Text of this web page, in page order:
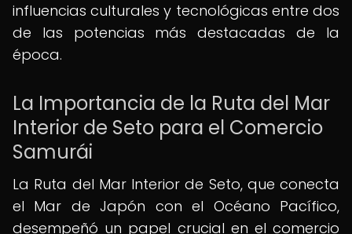
influencias culturales y tecnológicas entre dos
de las potencias más destacadas de la
época.
La Importancia de la Ruta del Mar
Interior de Seto para el Comercio
Samurái
La Ruta del Mar Interior de Seto, que conecta
el Mar de Japón con el Océano Pacífico,
desempeñó un papel crucial en el comercio